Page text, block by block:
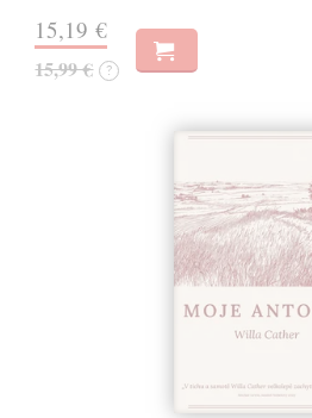
15,19 €
15,99 € ?